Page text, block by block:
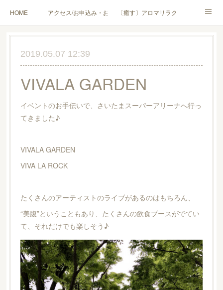
HOME アクセス/お申込み・お問合せ〔癒す〕アロマリラクゼーション
〔学ぶ〕AEAJ資格対応コース〔学ぶ〕トリートメント実技講座／介護アロマ講座
ハンモックよもぎ蒸し® HAMMOCK SAUNA® アカデミー厚木校
ハンモックタイ古式協会® 厚木校出張講座(個人／企業・団体)PROFILE
2019.05.07 12:39
VIVALA GARDEN
イベントのお手伝いで、さいたまスーパーアリーナへ行っ
てきました♪
VIVALA GARDEN
VIVA LA ROCK
たくさんのアーティストのライブがあるのはもちろん、
“美腹”ということもあり、たくさんの飲食ブースがでてい
て、それだけでも楽しそう♪